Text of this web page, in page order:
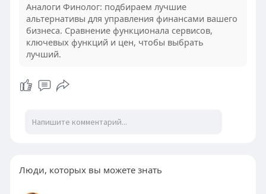
Аналоги Финолог: подбираем лучшие
альтернативы для управления финансами вашего
бизнеса. Сравнение функционала сервисов,
ключевых функций и цен, чтобы выбрать
лучший.
Люди, которых вы можете знать